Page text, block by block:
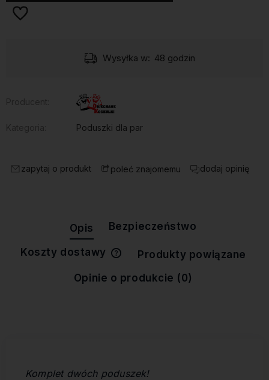
Wysyłka w: 48 godzin
Poduszki dla par
zapytaj o produkt poleć znajomemu dodaj opinię
Opis Bezpieczeństwo
Koszty dostawy
Cena nie zawiera ewentualnych
Produkty powiązane
Opinie o produkcie (0)
Komplet dwóch poduszek!